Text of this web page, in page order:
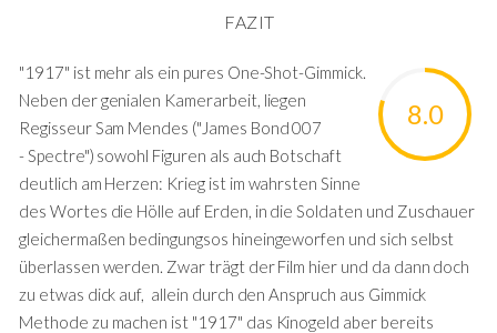
FAZIT
8.0
"1917" ist mehr als ein pures One-Shot-Gimmick.
Neben der genialen Kamerarbeit, liegen
Regisseur Sam Mendes ("James Bond 007
- Spectre") sowohl Figuren als auch Botschaft
deutlich am Herzen: Krieg ist im wahrsten Sinne
des Wortes die Hölle auf Erden, in die Soldaten und Zuschauer
gleichermaßen bedingungsos hineingeworfen und sich selbst
überlassen werden. Zwar trägt der Film hier und da dann doch
zu etwas dick auf, allein durch den Anspruch aus Gimmick
Methode zu machen ist "1917" das Kinogeld aber bereits